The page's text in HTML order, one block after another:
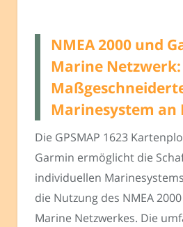
NMEA 2000 und
Marine Netzwerk:
Marinesystem an
Die GPSMAP 1623
Garmin ermöglicht die
individuellen
die Nutzung des NMEA
Marine Netzwerkes. Die